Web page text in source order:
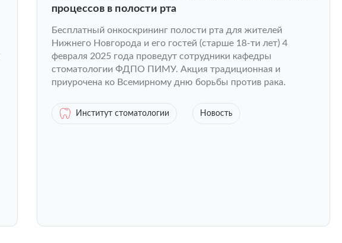
процессов в полости рта
Бесплатный онкоскрининг полости рта для жителей
Нижнего Новгорода и его гостей (старше 18-ти лет) 4
февраля 2025 года проведут сотрудники кафедры
стоматологии ФДПО ПИМУ. Акция традиционная и
приурочена ко Всемирному дню борьбы против рака.
Институт стоматологии Новость